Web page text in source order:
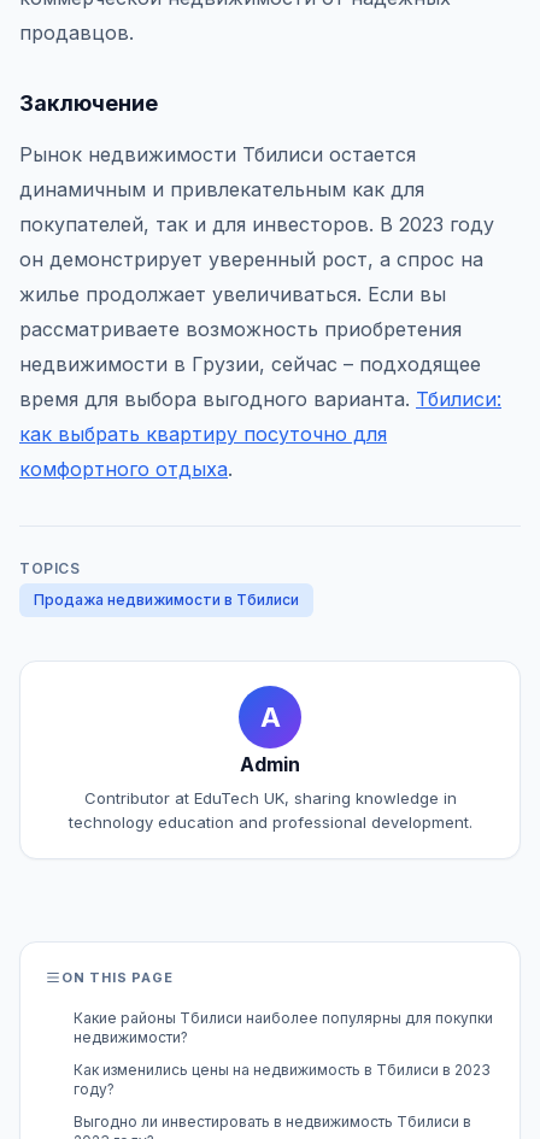
продавцов.
Заключение
Рынок недвижимости Тбилиси остается
динамичным и привлекательным как для
покупателей, так и для инвесторов. В 2023 году
он демонстрирует уверенный рост, а спрос на
жилье продолжает увеличиваться. Если вы
рассматриваете возможность приобретения
недвижимости в Грузии, сейчас – подходящее
время для выбора выгодного варианта. Тбилиси:
как выбрать квартиру посуточно для
комфортного отдыха.
TOPICS
Продажа недвижимости в Тбилиси
A
Admin
Contributor at EduTech UK, sharing knowledge in
technology education and professional development.
ON THIS PAGE
Какие районы Тбилиси наиболее популярны для покупки
недвижимости?
Как изменились цены на недвижимость в Тбилиси в 2023
году?
Выгодно ли инвестировать в недвижимость Тбилиси в